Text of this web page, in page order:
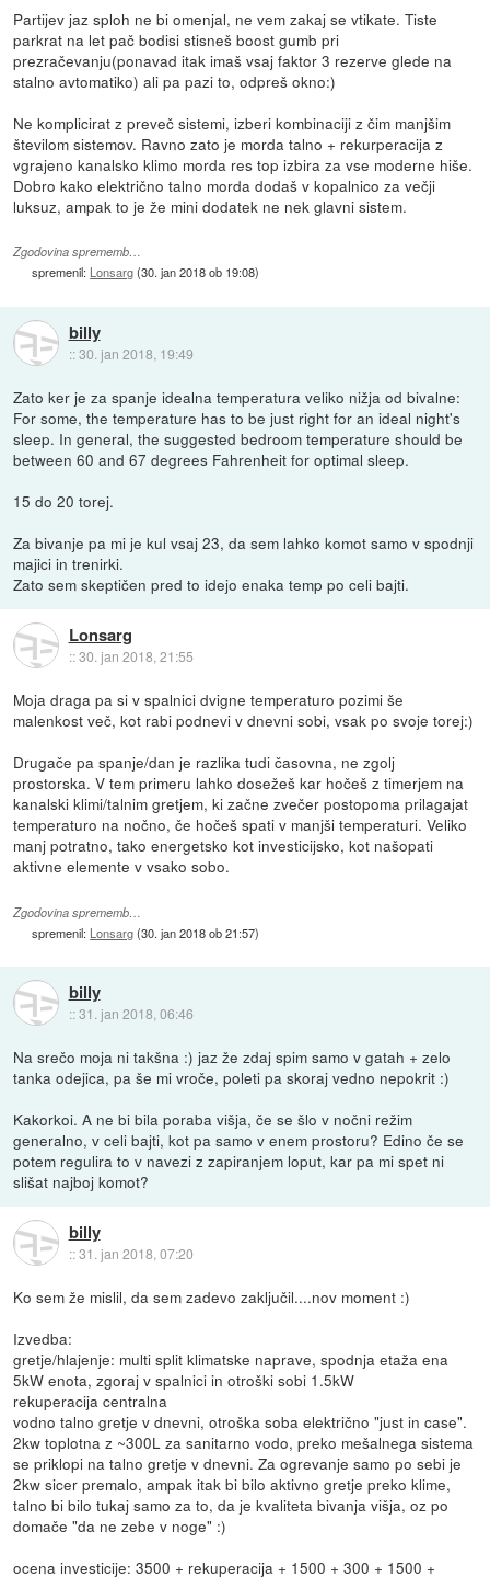
Partijev jaz sploh ne bi omenjal, ne vem zakaj se vtikate. Tiste
parkrat na let pač bodisi stisneš boost gumb pri
prezračevanju(ponavad itak imaš vsaj faktor 3 rezerve glede na
stalno avtomatiko) ali pa pazi to, odpreš okno:)
Ne komplicirat z preveč sistemi, izberi kombinaciji z čim manjšim
številom sistemov. Ravno zato je morda talno + rekurperacija z
vgrajeno kanalsko klimo morda res top izbira za vse moderne hiše.
Dobro kako električno talno morda dodaš v kopalnico za večji
luksuz, ampak to je že mini dodatek ne nek glavni sistem.
Zgodovina sprememb…
spremenil: Lonsarg(30. jan 2018 ob 19:08)
billy
::30. jan 2018, 19:49
Zato ker je za spanje idealna temperatura veliko nižja od bivalne:
For some, the temperature has to be just right for an ideal night's
sleep. In general, the suggested bedroom temperature should be
between 60 and 67 degrees Fahrenheit for optimal sleep.
15 do 20 torej.
Za bivanje pa mi je kul vsaj 23, da sem lahko komot samo v spodnji
majici in trenirki.
Zato sem skeptičen pred to idejo enaka temp po celi bajti.
Lonsarg
::30. jan 2018, 21:55
Moja draga pa si v spalnici dvigne temperaturo pozimi še
malenkost več, kot rabi podnevi v dnevni sobi, vsak po svoje torej:)
Drugače pa spanje/dan je razlika tudi časovna, ne zgolj
prostorska. V tem primeru lahko dosežeš kar hočeš z timerjem na
kanalski klimi/talnim gretjem, ki začne zvečer postopoma prilagajat
temperaturo na nočno, če hočeš spati v manjši temperaturi. Veliko
manj potratno, tako energetsko kot investicijsko, kot našopati
aktivne elemente v vsako sobo.
Zgodovina sprememb…
spremenil: Lonsarg(30. jan 2018 ob 21:57)
billy
::31. jan 2018, 06:46
Na srečo moja ni takšna :) jaz že zdaj spim samo v gatah + zelo
tanka odejica, pa še mi vroče, poleti pa skoraj vedno nepokrit :)
Kakorkoi. A ne bi bila poraba višja, če se šlo v nočni režim
generalno, v celi bajti, kot pa samo v enem prostoru? Edino če se
potem regulira to v navezi z zapiranjem loput, kar pa mi spet ni
slišat najboj komot?
billy
::31. jan 2018, 07:20
Ko sem že mislil, da sem zadevo zaključil....nov moment :)
Izvedba:
gretje/hlajenje: multi split klimatske naprave, spodnja etaža ena
5kW enota, zgoraj v spalnici in otroški sobi 1.5kW
rekuperacija centralna
vodno talno gretje v dnevni, otroška soba električno "just in case".
2kw toplotna z ~300L za sanitarno vodo, preko mešalnega sistema
se priklopi na talno gretje v dnevni. Za ogrevanje samo po sebi je
2kw sicer premalo, ampak itak bi bilo aktivno gretje preko klime,
talno bi bilo tukaj samo za to, da je kvaliteta bivanja višja, oz po
domače "da ne zebe v noge" :)
ocena investicije: 3500 + rekuperacija + 1500 + 300 + 1500 +